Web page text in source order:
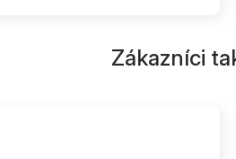
Zákazníci